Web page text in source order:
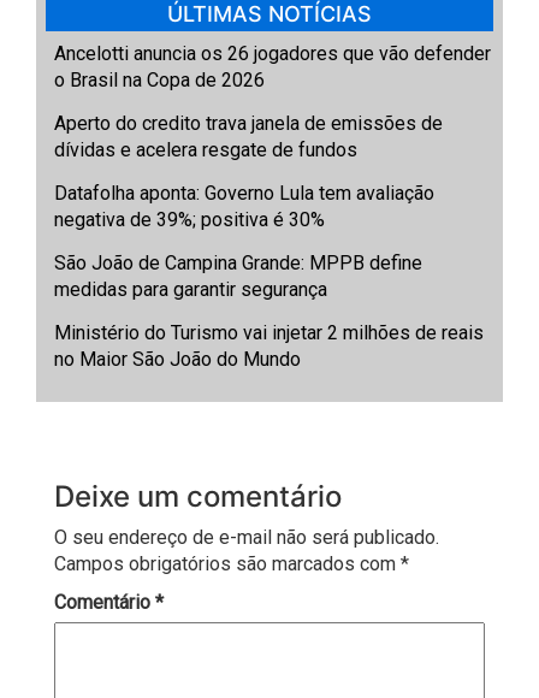
ÚLTIMAS NOTÍCIAS
Ancelotti anuncia os 26 jogadores que vão defender
o Brasil na Copa de 2026
Aperto do credito trava janela de emissões de
dívidas e acelera resgate de fundos
Datafolha aponta: Governo Lula tem avaliação
negativa de 39%; positiva é 30%
São João de Campina Grande: MPPB define
medidas para garantir segurança
Ministério do Turismo vai injetar 2 milhões de reais
no Maior São João do Mundo
Deixe um comentário
O seu endereço de e-mail não será publicado.
Campos obrigatórios são marcados com *
Comentário *